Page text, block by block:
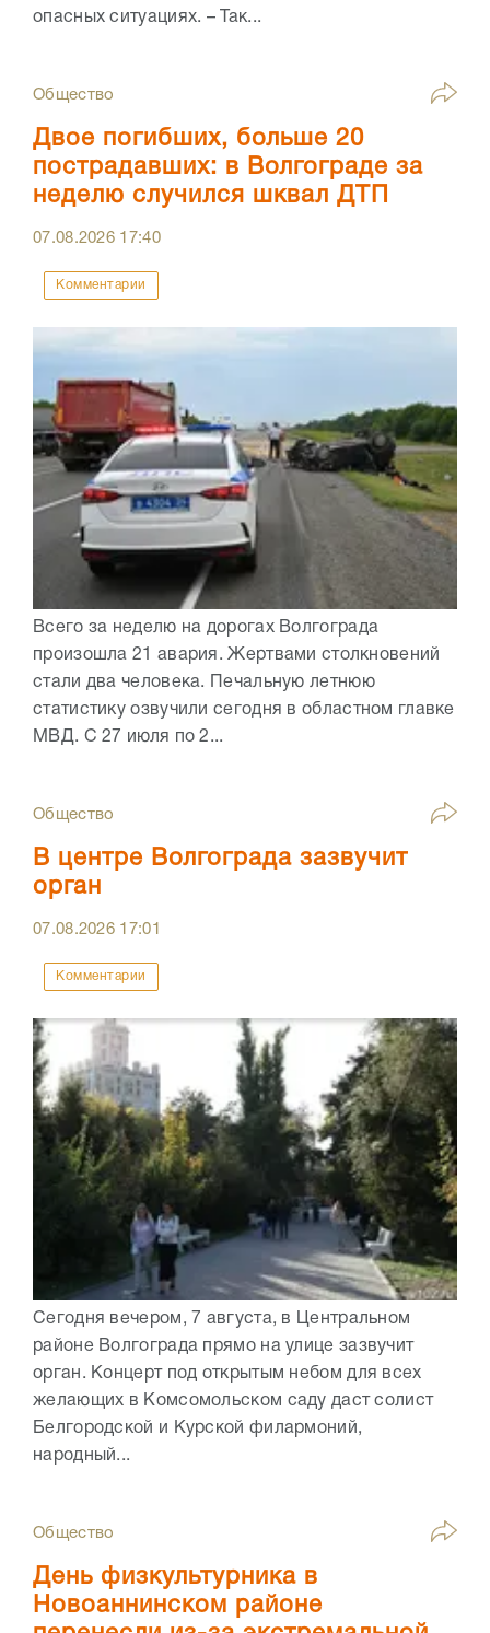
опасных ситуациях. – Так...
Общество
Двое погибших, больше 20
пострадавших: в Волгограде за
неделю случился шквал ДТП
07.08.2026 17:40
Комментарии
Всего за неделю на дорогах Волгограда
произошла 21 авария. Жертвами столкновений
стали два человека. Печальную летнюю
статистику озвучили сегодня в областном главке
МВД. С 27 июля по 2...
Общество
В центре Волгограда зазвучит
орган
07.08.2026 17:01
Комментарии
Сегодня вечером, 7 августа, в Центральном
районе Волгограда прямо на улице зазвучит
орган. Концерт под открытым небом для всех
желающих в Комсомольском саду даст солист
Белгородской и Курской филармоний,
народный...
Общество
День физкультурника в
Новоаннинском районе